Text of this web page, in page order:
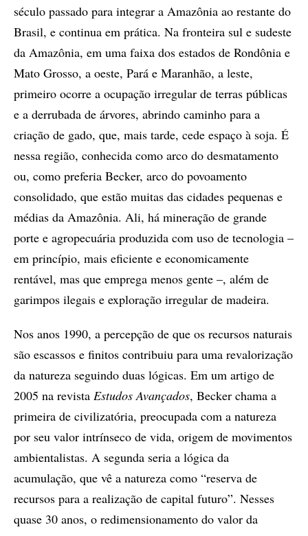
século passado para integrar a Amazônia ao restante do
Brasil, e continua em prática. Na fronteira sul e sudeste
da Amazônia, em uma faixa dos estados de Rondônia e
Mato Grosso, a oeste, Pará e Maranhão, a leste,
primeiro ocorre a ocupação irregular de terras públicas
e a derrubada de árvores, abrindo caminho para a
criação de gado, que, mais tarde, cede espaço à soja. É
nessa região, conhecida como arco do desmatamento
ou, como preferia Becker, arco do povoamento
consolidado, que estão muitas das cidades pequenas e
médias da Amazônia. Ali, há mineração de grande
porte e agropecuária produzida com uso de tecnologia –
em princípio, mais eficiente e economicamente
rentável, mas que emprega menos gente –, além de
garimpos ilegais e exploração irregular de madeira.
Nos anos 1990, a percepção de que os recursos naturais
são escassos e finitos contribuiu para uma revalorização
da natureza seguindo duas lógicas. Em um artigo de
2005 na revista Estudos Avançados, Becker chama a
primeira de civilizatória, preocupada com a natureza
por seu valor intrínseco de vida, origem de movimentos
ambientalistas. A segunda seria a lógica da
acumulação, que vê a natureza como “reserva de
recursos para a realização de capital futuro”. Nesses
quase 30 anos, o redimensionamento do valor da